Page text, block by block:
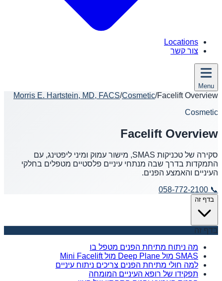
Locations
צור קשר
Menu
Morris E. Hartstein, MD, FACS/Cosmetic/Facelift Overview
Cosmetic
Facelift Overview
סקירה של טכניקות SMAS, מישור עמוק ומיני ליפטינג, עם
התמקדות בדרך שבה מנתחי עיניים פלסטיים מטפלים בחלקי
העיניים והאמצע הפנים.
📞
058-772-2100
בדף זה
בדף זה
מה ניתוח מתיחת הפנים מטפל בו
SMAS מול Deep Plane מול Mini Facelift
למה חולי מתיחת הפנים צריכים ניתוח עיניים
תפקידו של רופא העיניים המומחה